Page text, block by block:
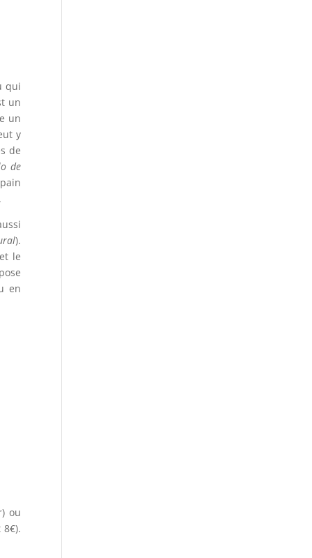
qui
un
un
y
de
de
).
le
en
ou